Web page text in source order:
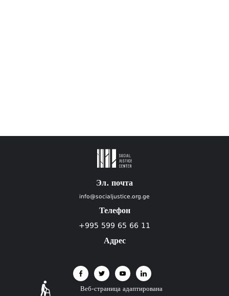
Эл. почта
info@socialjustice.org.ge
Телефон
+995 599 65 66 11
Адрес
Веб-страница адаптирована